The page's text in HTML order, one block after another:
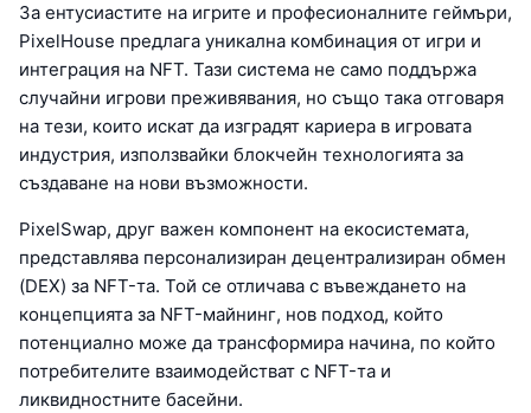
За ентусиастите на игрите и професионалните геймъри,
PixelHouse предлага уникална комбинация от игри и
интеграция на NFT. Тази система не само поддържа
случайни игрови преживявания, но също така отговаря
на тези, които искат да изградят кариера в игровата
индустрия, използвайки блокчейн технологията за
създаване на нови възможности.
PixelSwap, друг важен компонент на екосистемата,
представлява персонализиран децентрализиран обмен
(DEX) за NFT-та. Той се отличава с въвеждането на
концепцията за NFT-майнинг, нов подход, който
потенциално може да трансформира начина, по който
потребителите взаимодействат с NFT-та и
ликвидностните басейни.